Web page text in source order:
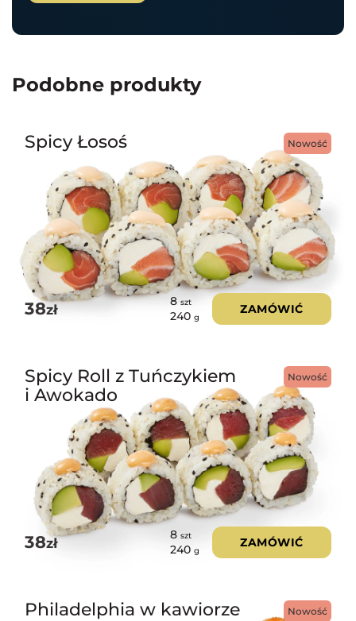
Podobne produkty
Nowość
Spicy Łosoś
38zł
8 szt
240 g
ZAMÓWIĆ
Nowość
Spicy Roll z Tuńczykiem
i Awokado
38zł
8 szt
240 g
ZAMÓWIĆ
Nowość
Philadelphia w kawiorze